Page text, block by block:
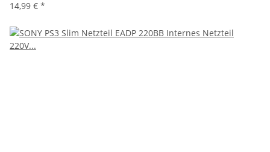
14,99 € *